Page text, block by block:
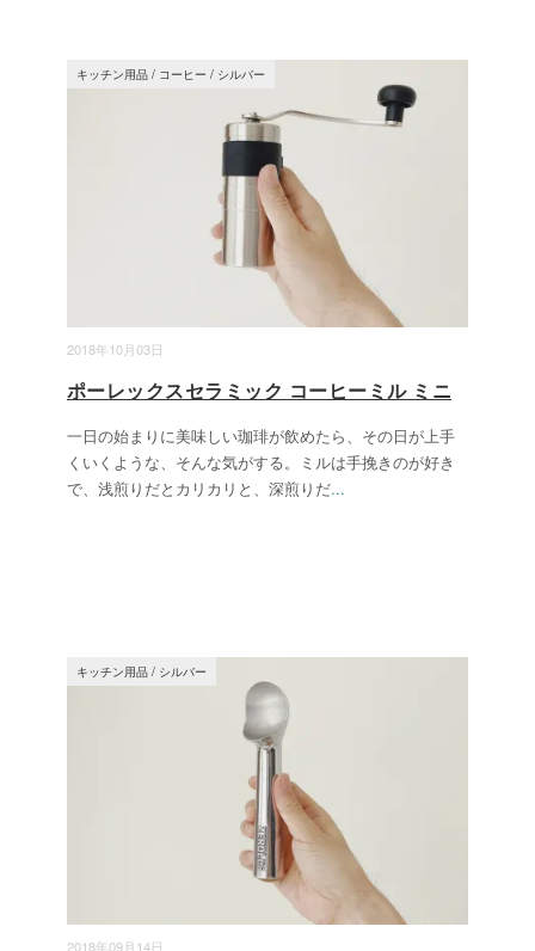
2018年10月03日
キッチン用品 / コーヒー / シルバー
ポーレックスセラミック コーヒーミル ミニ
一日の始まりに美味しい珈琲が飲めたら、その日が上手
くいくような、そんな気がする。ミルは手挽きのが好き
で、浅煎りだとカリカリと、深煎りだ...
2018年09月14日
キッチン用品 / シルバー